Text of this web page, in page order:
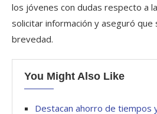
los jóvenes con dudas respecto a
solicitar información y aseguró que
brevedad.
You Might Also Like
Destacan ahorro de tiempos